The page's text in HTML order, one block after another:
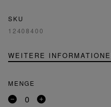
SKU
12408400
WEITERE
MENGE
EntfernenEin